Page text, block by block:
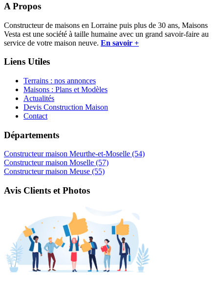
A Propos
Constructeur de maisons en Lorraine puis plus de 30 ans, Maisons
Vesta est une société à taille humaine avec un grand savoir-faire au
service de votre maison neuve. En savoir +
Liens Utiles
Terrains : nos annonces
Maisons : Plans et Modèles
Actualités
Devis Construction Maison
Contact
Départements
Constructeur maison Meurthe-et-Moselle (54)
Constructeur maison Moselle (57)
Constructeur maison Meuse (55)
Avis Clients et Photos